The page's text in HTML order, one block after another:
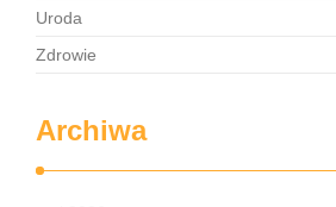
Uroda
Zdrowie
Archiwa